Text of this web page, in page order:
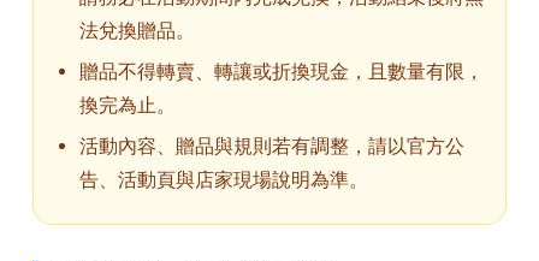
法兌換贈品。
贈品不得轉賣、轉讓或折換現金，且數量有限，
換完為止。
活動內容、贈品與規則若有調整，請以官方公
告、活動頁與店家現場說明為準。